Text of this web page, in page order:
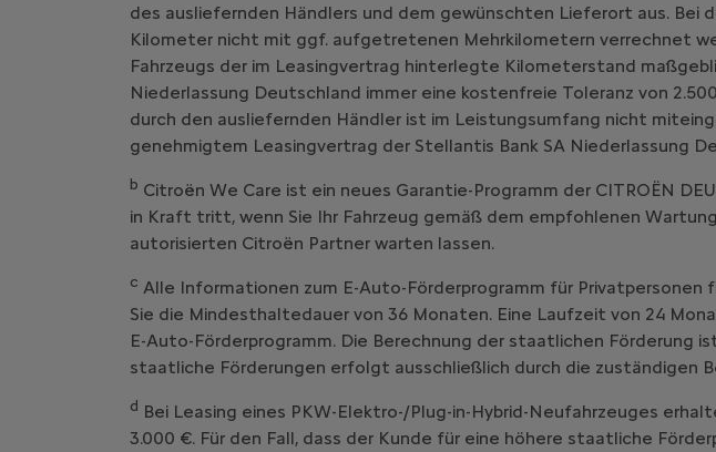
des ausliefernden Händlers und dem gewünschten Lieferort aus. Bei
Kilometer nicht mit ggf. aufgetretenen Mehrkilometern verrechnet
Fahrzeugs der im Leasingvertrag hinterlegte Kilometerstand
Niederlassung Deutschland immer eine kostenfreie Toleranz von
durch den ausliefernden Händler ist im Leistungsumfang nicht
genehmigtem Leasingvertrag der Stellantis Bank SA Niederlassung
b Citroën We Care ist ein neues Garantie-Programm der CITROËN
in Kraft tritt, wenn Sie Ihr Fahrzeug gemäß dem empfohlenen
autorisierten Citroën Partner warten lassen.
c Alle Informationen zum E-Auto-Förderprogramm für Privatpersonen
Sie die Mindesthaltedauer von 36 Monaten. Eine Laufzeit von 24
E-Auto-Förderprogramm. Die Berechnung der staatlichen Förderung
staatliche Förderungen erfolgt ausschließlich durch die zuständigen
d Bei Leasing eines PKW-Elektro-/Plug-in-Hybrid-Neufahrzeuges
3.000 €. Für den Fall, dass der Kunde für eine höhere staatliche